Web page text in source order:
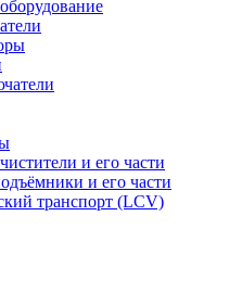
и его части
и его части
транспорт (LCV)